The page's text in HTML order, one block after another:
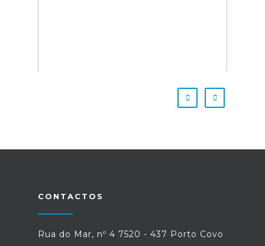
CONTACTOS
Rua do Mar, nº 4 7520 - 437 Porto Covo